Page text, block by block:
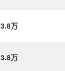
3.8万
3.8万